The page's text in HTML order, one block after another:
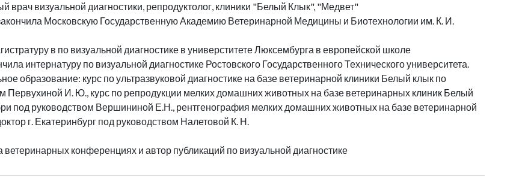
врач визуальной диагностики, репродуктолог, клиники "Белый Клык", "Медвет"
Московскую Государственную Академию Ветеринарной Медицины и Биотехнологии им. К. И.
в по визуальной диагностике в универститете Люксембурга в европейской школе
интернатуру по визуальной диагностике Ростовского Государственного Технического университета.
образование: курс по ультразвуковой диагностике на базе ветеринарной клиники Белый клык по
Первухиной И. Ю., курс по репродукции мелких домашних животных на базе ветеринарных клиник Белый
под руководством Вершининой Е.Н., рентгенография мелких домашних животных на базе ветеринарной
г. Екатеринбург под руководством Налетовой К. Н.
ветеринарных конференциях и автор публикаций по визуальной диагностике